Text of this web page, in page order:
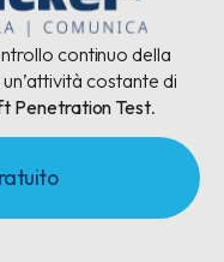
continuo della
costante di
Penetration Test.